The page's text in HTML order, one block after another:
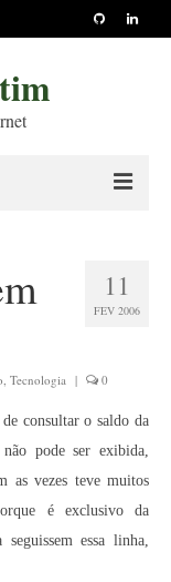
11
FEV 2006
, Tecnologia | 0
consultar o saldo da
pode ser exibida,
as vezes teve muitos
é exclusivo da
essa linha,